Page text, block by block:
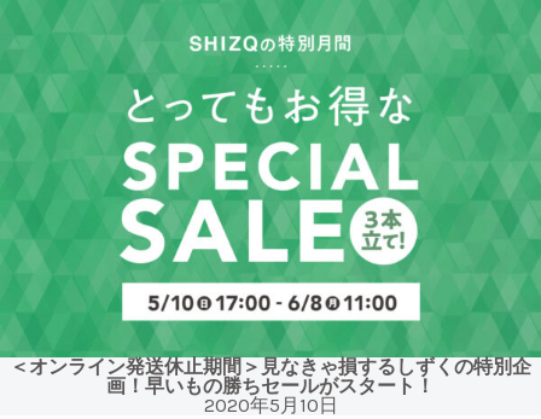
＜オンライン発送休止期間＞見なきゃ損するしずくの特別企
画！早いもの勝ちセールがスタート！
2020年5月10日